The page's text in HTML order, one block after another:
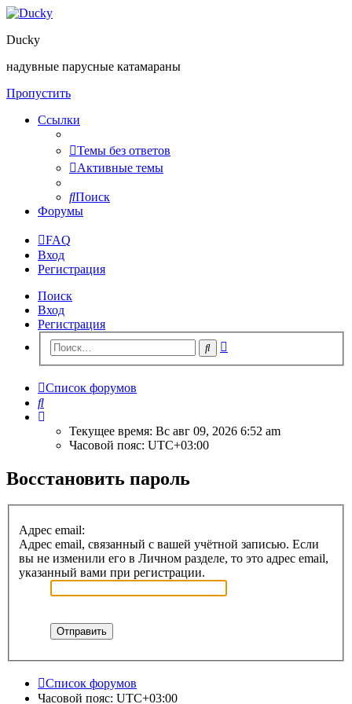
Ducky
надувные парусные катамараны
Пропустить
Ссылки
Темы без ответов
Активные темы
Поиск
Форумы
FAQ
Вход
Регистрация
Поиск
Вход
Регистрация
Поиск
Список форумов
Поиск
Текущее время: Вс авг 09, 2026 6:52 am
Часовой пояс: UTC+03:00
Восстановить пароль
Адрес email:
Адрес email, связанный с вашей учётной записью. Если
вы не изменили его в Личном разделе, то это адрес email,
указанный вами при регистрации.
Список форумов
Часовой пояс: UTC+03:00